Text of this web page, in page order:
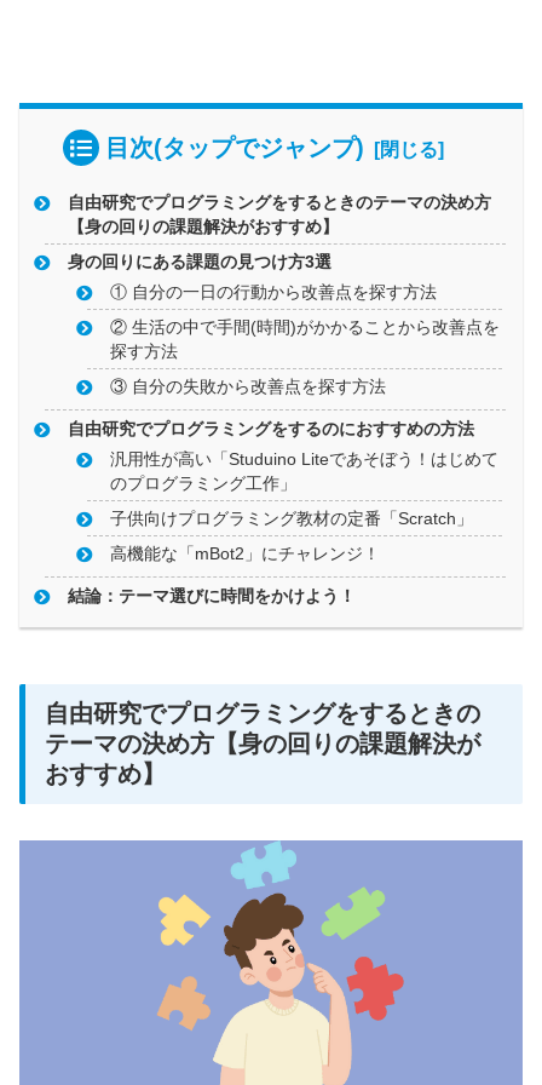
目次(タップでジャンプ)
自由研究でプログラミングをするときのテーマの決め方
【身の回りの課題解決がおすすめ】
身の回りにある課題の見つけ方3選
① 自分の一日の行動から改善点を探す方法
② 生活の中で手間(時間)がかかることから改善点を
探す方法
③ 自分の失敗から改善点を探す方法
自由研究でプログラミングをするのにおすすめの方法
汎用性が高い「Studuino Liteであそぼう！はじめて
のプログラミング工作」
子供向けプログラミング教材の定番「Scratch」
高機能な「mBot2」にチャレンジ！
結論：テーマ選びに時間をかけよう！
自由研究でプログラミングをするときの
テーマの決め方【身の回りの課題解決が
おすすめ】